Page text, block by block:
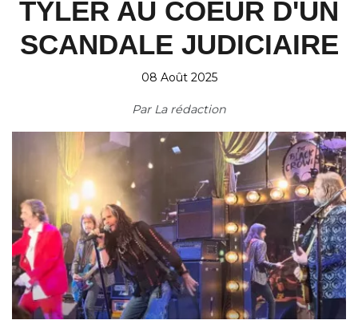
TYLER AU COEUR D'UN
SCANDALE JUDICIAIRE
08 Août 2025
Par La rédaction